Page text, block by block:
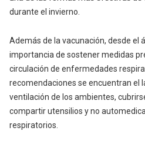
durante el invierno.
Además de la vacunación, desde el
importancia de sostener medidas
circulación de enfermedades
recomendaciones se encuentran el
ventilación de los ambientes,
compartir utensilios y no
respiratorios.